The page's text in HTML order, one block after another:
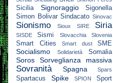
Sicilia Signoraggio
Sigonella
Simon Bolivar Sindacato Sinovac
Sionismo Sioux SIRE Siria
SISDE Sismi Slovacchia Slovenia
Smart Cities Smart dust SME
Socialismo Solidarietà Somalia
Soros Sorveglianza massiva
Sovranità Spagna Spars
Spartacus Spike SPION
Sport